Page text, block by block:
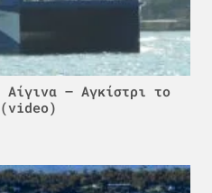
– Αγκίστρι το
(video)